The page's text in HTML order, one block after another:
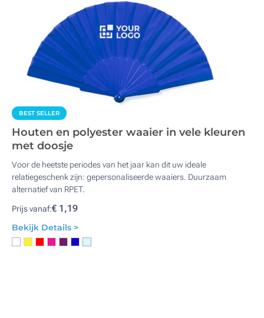
BEST SELLER
Houten en polyester waaier in vele kleuren
met doosje
Voor de heetste periodes van het jaar kan dit uw ideale
relatiegeschenk zijn: gepersonaliseerde waaiers. Duurzaam
alternatief van RPET.
Prijs vanaf:€ 1,19
Bekijk Details >